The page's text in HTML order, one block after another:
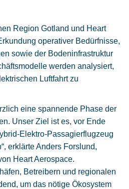
Region Gotland und Heart
operativer Bedürfnisse,
sowie der Bodeninfrastruktur
werden analysiert,
Luftfahrt zu
eine spannende Phase der
Unser Ziel ist es, vor Ende
Elektro-Passagierflugzeug
erklärte Anders Forslund,
Heart Aerospace.
Betreibern und regionalen
um das nötige Ökosystem